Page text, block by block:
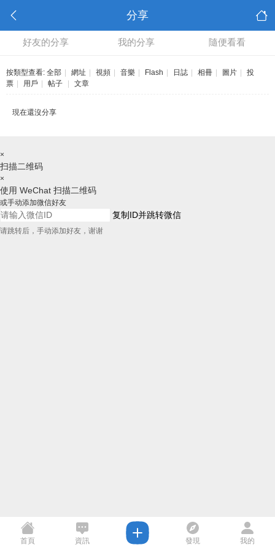
分享
好友的分享 我的分享 隨便看看
按類型查看: 全部 網址 視頻 音樂 Flash 日誌 相冊 圖片
投
票
用戶 帖子 文章
現在還沒分享
×
扫描二维码
×
使用 WeChat 扫描二维码
或手动添加微信好友
复制ID并跳转微信
请跳转后，手动添加好友，谢谢
首頁 資訊 發現 我的